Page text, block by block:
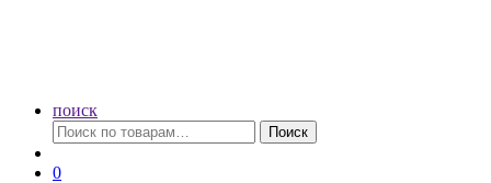
поиск
Искать:
Поиск
0